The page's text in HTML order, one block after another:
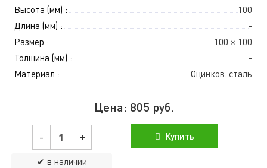
Высота (мм) :
100
Длина (мм) :
-
Размер :
100 × 100
Толщина (мм) :
-
Материал :
Оцинков. сталь
Цена: 805 руб.
- +
✔ в наличии
Купить